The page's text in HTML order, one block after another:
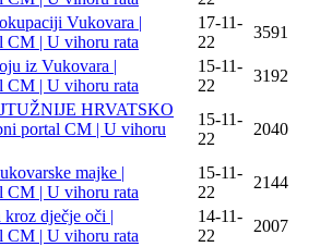
Vukovara |
CM | U vihoru rata
17-11-
22
3591
iz Vukovara |
CM | U vihoru rata
15-11-
22
3192
HRVATSKO
portal CM | U vihoru
15-11-
22
2040
majke |
CM | U vihoru rata
15-11-
22
2144
kroz dječje oči |
CM | U vihoru rata
14-11-
22
2007